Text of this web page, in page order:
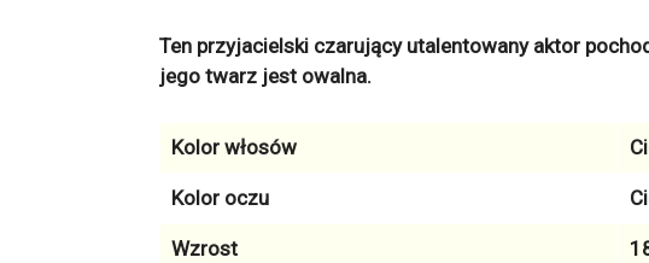
Ten przyjacielski czarujący utalentowany aktor
jego twarz jest owalna.
Kolor włosów
Kolor oczu
Wzrost